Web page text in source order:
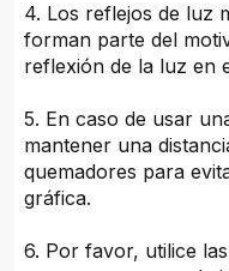
4. Los reflejos de luz
forman parte del
reflexión de la luz en
5. En caso de usar
mantener una
quemadores para
gráfica.
6. Por favor, utilice